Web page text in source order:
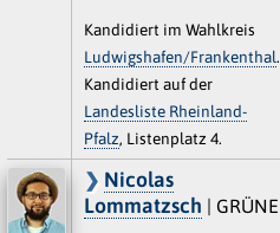
Kandidiert im Wahlkreis
Ludwigshafen/Frankenthal.
Kandidiert auf der
Landesliste Rheinland-
Pfalz, Listenplatz 4.
Nicolas
Lommatzsch | GRÜNE